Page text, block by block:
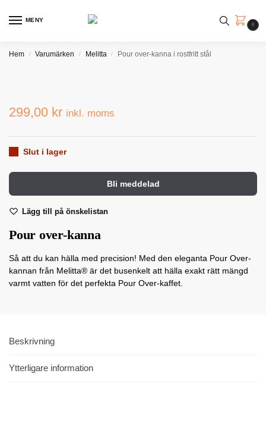
MENY
0
Hem / Varumärken / Melitta / Pour over-kanna i rostfritt stål
299,00 kr inkl. moms
Slut i lager
Lägg till på önskelistan
Pour over-kanna
Så att du kan hälla med precision! Med den eleganta Pour Over-
kannan från Melitta® är det busenkelt att hälla exakt rätt mängd
varmt vatten för det perfekta Pour Over-kaffet.
Beskrivning
Ytterligare information